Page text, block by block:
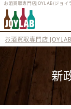
お酒買取専門店JOYLAB(ジョイ
お酒買取専門店 JOYLAB
新